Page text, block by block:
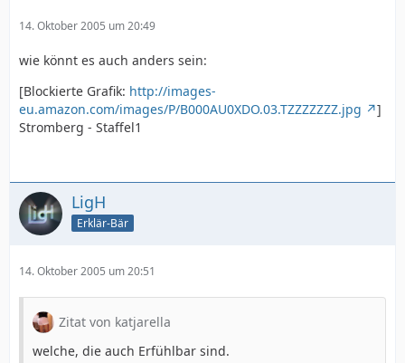
14. Oktober 2005 um 20:49
wie könnt es auch anders sein:
[Blockierte Grafik: http://images-
eu.amazon.com/images/P/B000AU0XDO.03.TZZZZZZZ.jpg
]
Stromberg - Staffel1
LigH
Erklär-Bär
14. Oktober 2005 um 20:51
Zitat von katjarella
welche, die auch Erfühlbar sind.